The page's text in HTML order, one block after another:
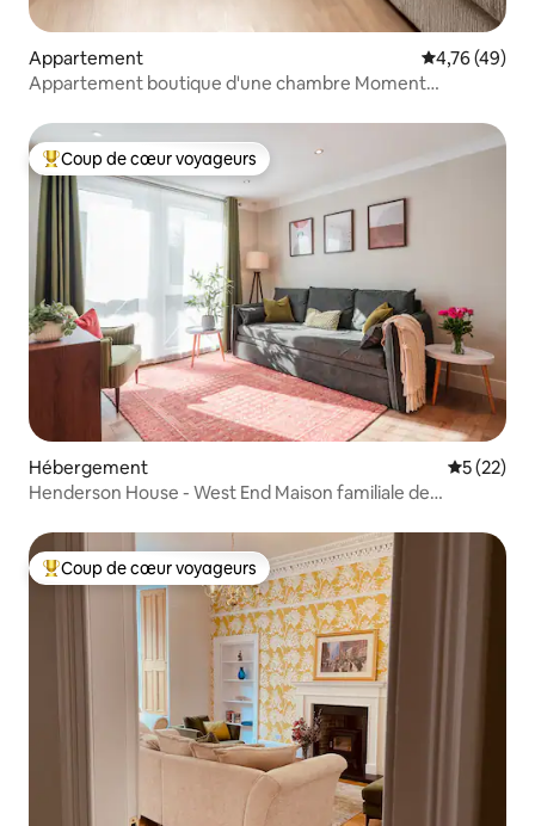
Appartement Évaluation
4,76 (49)
Appartement boutique d'une chambre Moment
Coups de cœur voyageurs les plus appréciés
Coup de cœur voyageurs
Hébergement
5 (22)
Henderson House - West End Maison familiale de
Coups de cœur voyageurs les plus appréciés
Coup de cœur voyageurs